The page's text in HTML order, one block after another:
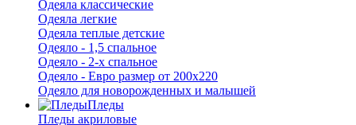
Одеяла классические
Одеяла легкие
Одеяла теплые детские
Одеяло - 1,5 спальное
Одеяло - 2-х спальное
Одеяло - Евро размер от 200х220
Одеяло для новорожденных и малышей
Пледы
Пледы акриловые